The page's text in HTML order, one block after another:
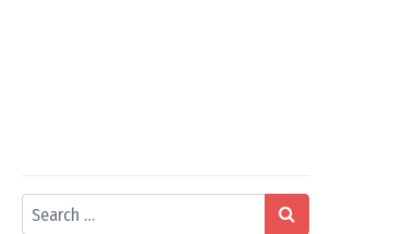
Search